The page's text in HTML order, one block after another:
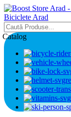
Catalog